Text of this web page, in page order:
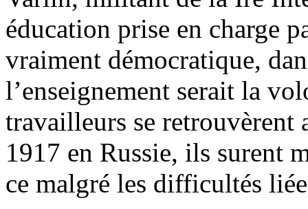
éducation prise en charge
vraiment démocratique,
l’enseignement serait la
travailleurs se retrouvèrent
1917 en Russie, ils surent
ce malgré les difficultés